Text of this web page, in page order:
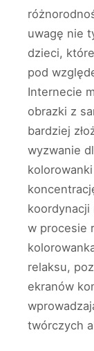
uwagę nie
dzieci,
pod
Internecie
obrazki z
bardziej
wyzwanie
w procesie
relaksu,
ekranów
twórczych